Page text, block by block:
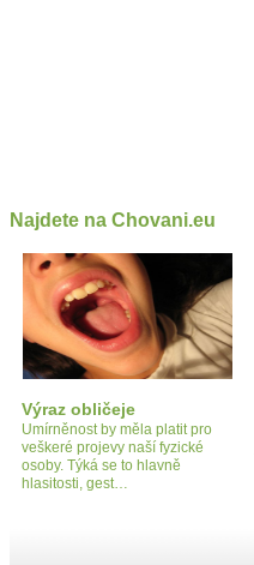
Najdete na Chovani.eu
Výraz obličeje
Umírněnost by měla platit pro
veškeré projevy naší fyzické
osoby. Týká se to hlavně
hlasitosti, gest…